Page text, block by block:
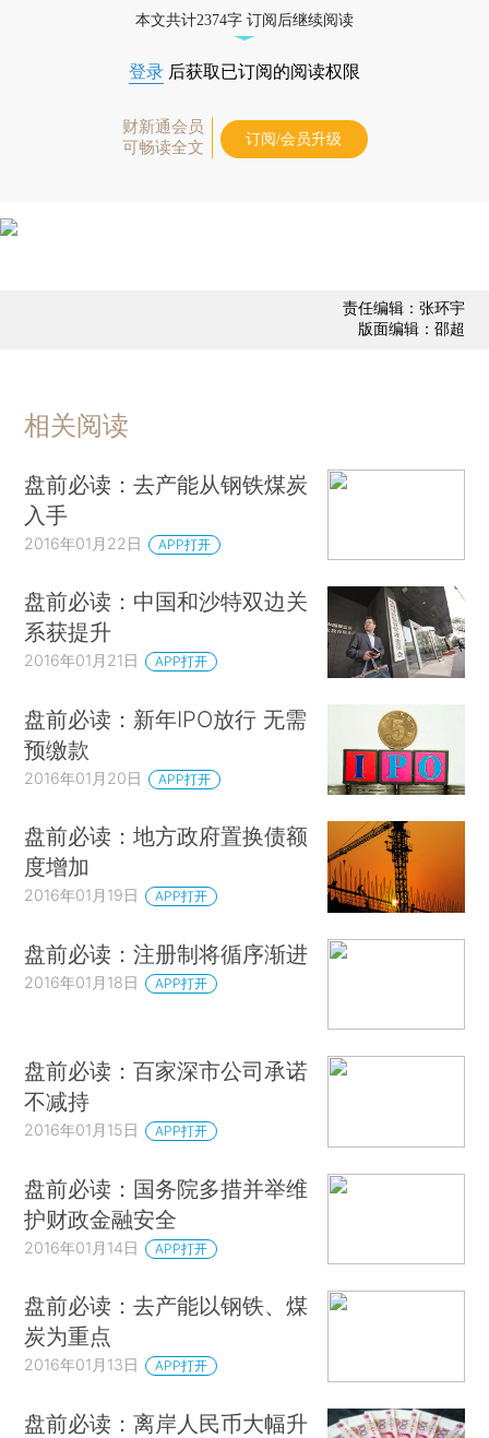
本文共计2374字 订阅后继续阅读
登录 后获取已订阅的阅读权限
财新通会员
可畅读全文
订阅/会员升级
责任编辑：张环宇
版面编辑：邵超
相关阅读
盘前必读：去产能从钢铁煤炭
入手
2016年01月22日 APP打开
盘前必读：中国和沙特双边关
系获提升
2016年01月21日 APP打开
盘前必读：新年IPO放行 无需
预缴款
2016年01月20日 APP打开
盘前必读：地方政府置换债额
度增加
2016年01月19日 APP打开
盘前必读：注册制将循序渐进
2016年01月18日 APP打开
盘前必读：百家深市公司承诺
不减持
2016年01月15日 APP打开
盘前必读：国务院多措并举维
护财政金融安全
2016年01月14日 APP打开
盘前必读：去产能以钢铁、煤
炭为重点
2016年01月13日 APP打开
盘前必读：离岸人民币大幅升